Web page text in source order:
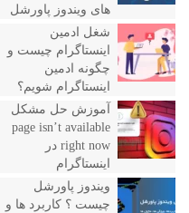
های ویندوز پاورشل
شغل ادمین
اینستاگرام چیست و
چگونه ادمین
اینستاگرام شویم؟
آموزش حل مشکل
page isn’t available
right now در
اینستاگرام
ویندوز پاورشل
چیست ؟ کاربرد ها و